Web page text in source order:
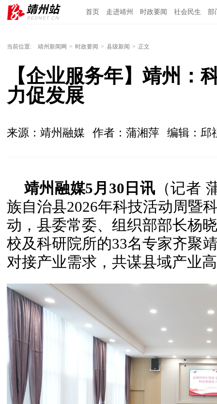
首页 走进靖州 时政要闻 社会民生 部
当前位置: 靖州新闻网 > 时政要闻 > 县级新闻 > 正文
【企业服务年】靖州：
力促发展
来源：靖州融媒 作者：蒲湘萍 编辑：邱
靖州融媒5月30日讯 （记者
族自治县2026年科技活动周暨
动，县委常委、组织部部长杨
校及科研院所的33名专家齐聚
对接产业需求，共谋县域产业